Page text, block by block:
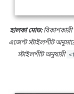
হালকা মোড:বিকাশকারী
এজেন্ট স্টাইলশীট
স্টাইলশীট অনুযায়ী